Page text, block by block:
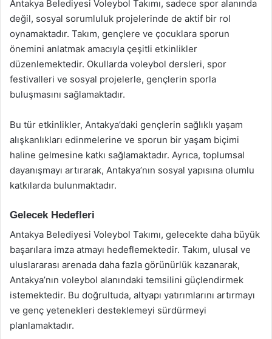
Antakya Belediyesi Voleybol Takımı, sadece spor alanında
değil, sosyal sorumluluk projelerinde de aktif bir rol
oynamaktadır. Takım, gençlere ve çocuklara sporun
önemini anlatmak amacıyla çeşitli etkinlikler
düzenlemektedir. Okullarda voleybol dersleri, spor
festivalleri ve sosyal projelerle, gençlerin sporla
buluşmasını sağlamaktadır.
Bu tür etkinlikler, Antakya’daki gençlerin sağlıklı yaşam
alışkanlıkları edinmelerine ve sporun bir yaşam biçimi
haline gelmesine katkı sağlamaktadır. Ayrıca, toplumsal
dayanışmayı artırarak, Antakya’nın sosyal yapısına olumlu
katkılarda bulunmaktadır.
Gelecek Hedefleri
Antakya Belediyesi Voleybol Takımı, gelecekte daha büyük
başarılara imza atmayı hedeflemektedir. Takım, ulusal ve
uluslararası arenada daha fazla görünürlük kazanarak,
Antakya’nın voleybol alanındaki temsilini güçlendirmek
istemektedir. Bu doğrultuda, altyapı yatırımlarını artırmayı
ve genç yetenekleri desteklemeyi sürdürmeyi
planlamaktadır.